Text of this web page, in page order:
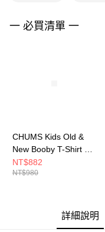
４．使用「AFTEE先享後付
一 必買清單 一
CHUMS Kids Old &
New Booby T-Shirt 中
大童 短袖上衣 Green
Crazy CH211442C086
NT$882
NT$980
詳細說明